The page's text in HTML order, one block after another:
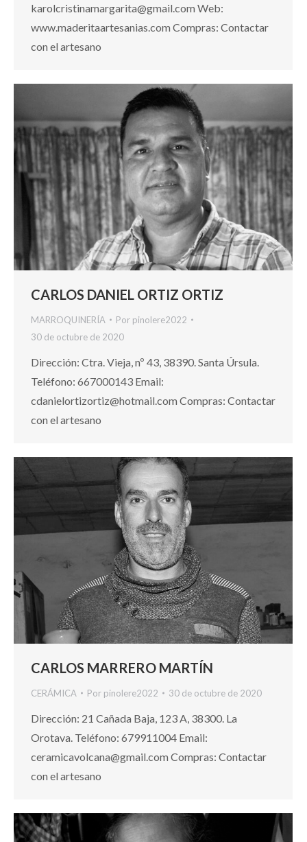
karolcristinamargarita@gmail.com Web:
www.maderitaartesanias.com Compras: Contactar
con el artesano
CARLOS DANIEL ORTIZ ORTIZ
MARROQUINERÍA Por pinolere2022
30 de octubre de 2020
Dirección: Ctra. Vieja, nº 43, 38390. Santa Úrsula.
Teléfono: 667000143 Email:
cdanielortizortiz@hotmail.com Compras: Contactar
con el artesano
CARLOS MARRERO MARTÍN
CERÁMICA Por pinolere2022 30 de octubre de 2020
Dirección: 21 Cañada Baja, 123 A, 38300. La
Orotava. Teléfono: 679911004 Email:
ceramicavolcana@gmail.com Compras: Contactar
con el artesano